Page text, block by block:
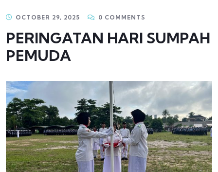
OCTOBER 29, 2025 0 COMMENTS
PERINGATAN HARI SUMPAH
PEMUDA